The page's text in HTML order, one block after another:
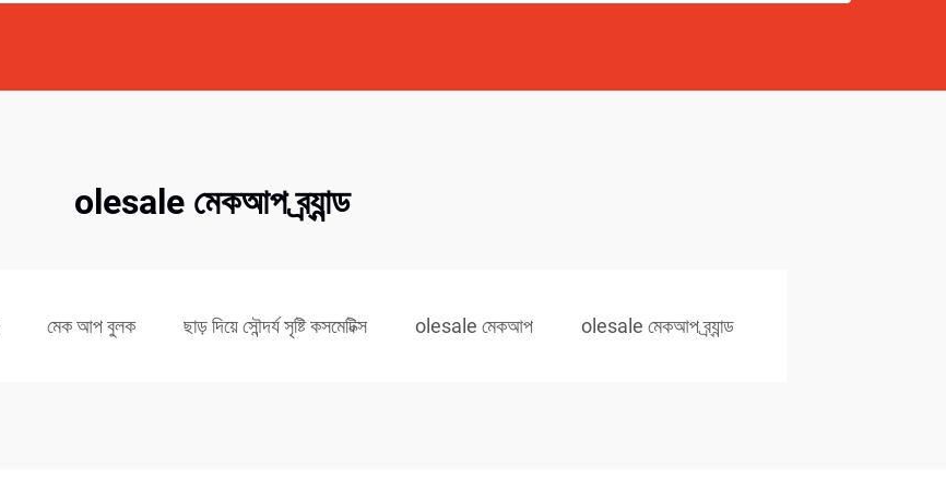
olesale মেকআপ ব্র্যান্ড
মেক আপ বুলক ছাড় দিয়ে সৌন্দর্য সৃষ্টি কসমেটিক্স olesale মেকআপ olesale মেকআপ ব্র্যান্ড